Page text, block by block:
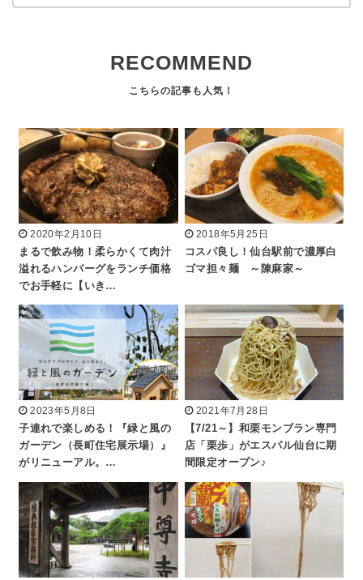
RECOMMEND
2020年2月10日
まるで飲み物！柔らかくて肉汁
溢れるハンバーグをランチ価格
でお手軽に【いき…
2018年5月25日
コスパ良し！仙台駅前で濃厚白
ゴマ担々麺 ～陳麻家～
2023年5月8日
子連れで楽しめる！『緑と風の
ガーデン（長町住宅展示場）』
がリニューアル。…
2021年7月28日
【7/21～】和栗モンブラン専門
店「栗歩」がエスパル仙台に期
間限定オープン♪